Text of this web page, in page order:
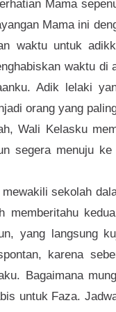
Mama
Mama ini
waktu untuk
waktu
Adik lelaki
orang yang
Wali Kelasku
segera menuju
sekolah
memberitahu
yang langsung
karena
Bagaimana
untuk Faza.